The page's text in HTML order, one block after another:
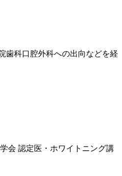
歯科口腔外科への出向などを経
会 認定医・ホワイトニング講